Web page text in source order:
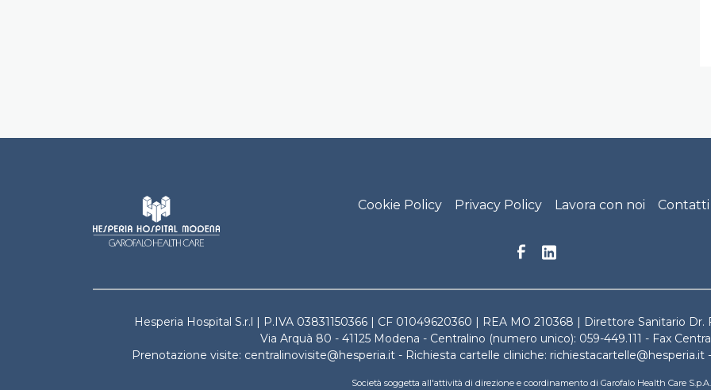
Hesperia Hospital Footer menu
Cookie Policy Privacy Policy Lavora con noi Contatti
Hesperia Hospital S.r.l | P.IVA 03831150366 | CF 01049620360 | REA MO 210368 | Direttore Sanitario
Via Arquà 80 - 41125 Modena - Centralino (numero unico): 059-449.111 - Fax
Prenotazione visite: centralinovisite@hesperia.it - Richiesta cartelle cliniche: richiestacartelle@hesperia.it
Società soggetta all'attività di direzione e coordinamento di Garofalo Health Care